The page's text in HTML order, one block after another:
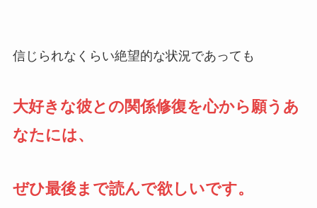
信じられなくらい絶望的な状況であっても
大好きな彼との関係修復を心から願うあ
なたには、
ぜひ最後まで読んで欲しいです。